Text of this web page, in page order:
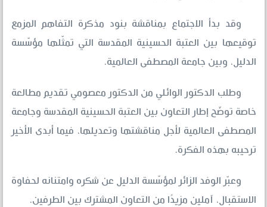
وقد بدأ الاجتماع بمناقشة بنود مذكرة التفاهم المزمع
توقيعها بين العتبة الحسينية المقدسة التي تمثّلها مؤسّسة
الدليل، وبين جامعة المصطفى العالمية.
وطلب الدكتور الوائلي من الدكتور معصومي تقديم مطالعة
خاصة توضّح إطار التعاون بين العتبة الحسينية المقدسة وجامعة
المصطفى العالمية لأجل مناقشتها وتعديلها، فيما أبدى الأخير
ترحيبه بهذه الفكرة.
وعبّر الوفد الزائر لمؤسّسة الدليل عن شكره وامتنانه لحفاوة
الاستقبال، آملين مزيدًا من التعاون المشترك بين الطرفين.